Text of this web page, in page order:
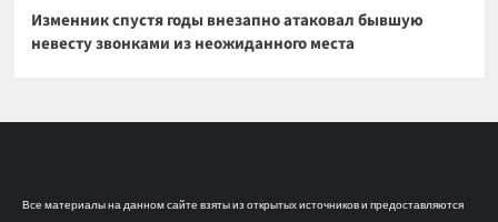
Изменник спустя годы внезапно атаковал бывшую
невесту звонками из неожиданного места
Все материалы на данном сайте взяты из открытых источников и предоставляются